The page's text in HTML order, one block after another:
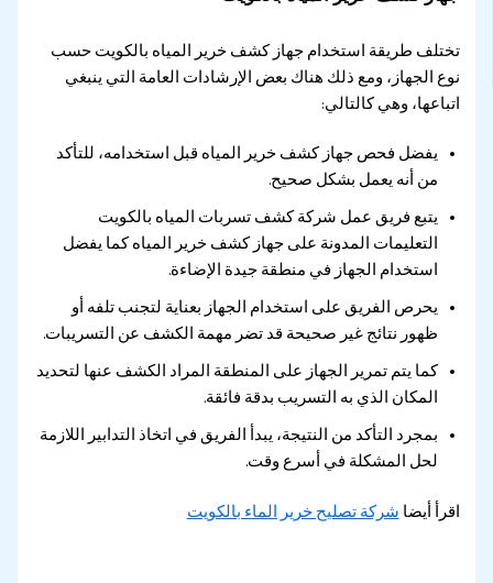
تختلف طريقة استخدام جهاز كشف خرير المياه بالكويت حسب
نوع الجهاز، ومع ذلك هناك بعض الإرشادات العامة التي ينبغي
اتباعها، وهي كالتالي:
يفضل فحص جهاز كشف خرير المياه قبل استخدامه، للتأكد
من أنه يعمل بشكل صحيح.
يتبع فريق عمل شركة كشف تسربات المياه بالكويت
التعليمات المدونة على جهاز كشف خرير المياه كما يفضل
استخدام الجهاز في منطقة جيدة الإضاءة.
يحرص الفريق على استخدام الجهاز بعناية لتجنب تلفه أو
ظهور نتائج غير صحيحة قد تضر مهمة الكشف عن التسريبات.
كما يتم تمرير الجهاز على المنطقة المراد الكشف عنها لتحديد
المكان الذي به التسريب بدقة فائقة.
بمجرد التأكد من النتيجة، يبدأ الفريق في اتخاذ التدابير اللازمة
لحل المشكلة في أسرع وقت.
اقرأ أيضا شركة تصليح خرير الماء بالكويت